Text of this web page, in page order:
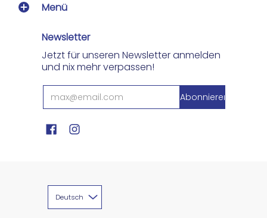
Menü
Newsletter
Jetzt für unseren Newsletter anmelden
und nix mehr verpassen!
Deutsch